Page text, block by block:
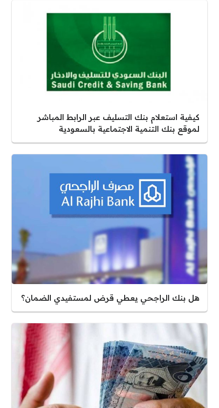
كيفية استعلام بنك التسليف عبر الرابط المباشر
لموقع بنك التنمية الاجتماعية بالسعودية
هل بنك الراجحي يعطي قرض لمستفيدي الضمان؟